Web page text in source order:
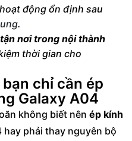
động ổn định sau
.
nơi trong nội thành
thời gian cho
chỉ cần ép
Galaxy A04
không biết nên ép kính
hay phải thay nguyên bộ